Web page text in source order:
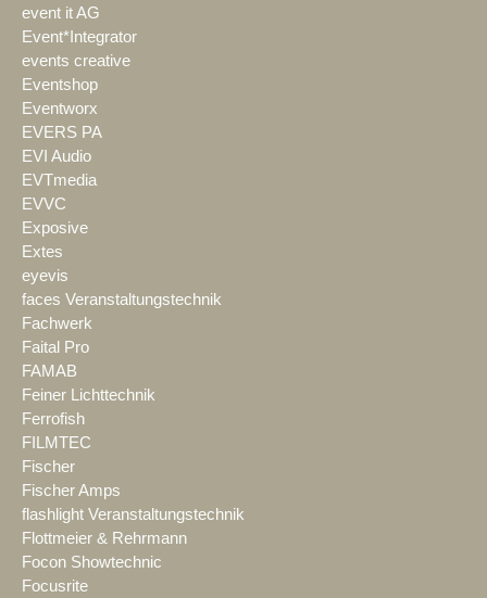
event it AG
Event*Integrator
events creative
Eventshop
Eventworx
EVERS PA
EVI Audio
EVTmedia
EVVC
Exposive
Extes
eyevis
faces Veranstaltungstechnik
Fachwerk
Faital Pro
FAMAB
Feiner Lichttechnik
Ferrofish
FILMTEC
Fischer
Fischer Amps
flashlight Veranstaltungstechnik
Flottmeier & Rehrmann
Focon Showtechnic
Focusrite